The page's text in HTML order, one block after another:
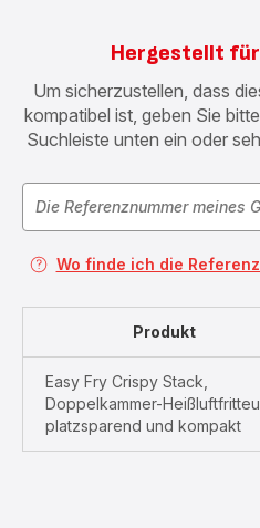
Hergestellt
Um sicherzustellen, dass
kompatibel ist, geben Sie
Suchleiste unten ein oder
Wo finde ich die
Produkt
Easy Fry Crispy Stack,
Doppelkammer-
platzsparend und kompakt